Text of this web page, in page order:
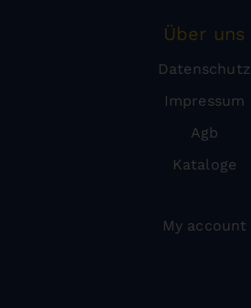
Über uns
Datenschutz
Impressum
Agb
Kataloge
My account